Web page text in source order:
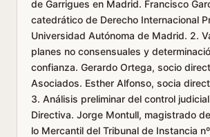
de Garrigues en Madrid. Francisco
catedrático de Derecho Internacional
Universidad Autónoma de Madrid. 2.
planes no consensuales y
confianza. Gerardo Ortega, socio
Asociados. Esther Alfonso, socia
3. Análisis preliminar del control
Directiva. Jorge Montull, magistrado
lo Mercantil del Tribunal de Instancia